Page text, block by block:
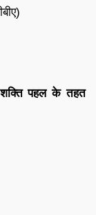
शक्ति पहल के तहत